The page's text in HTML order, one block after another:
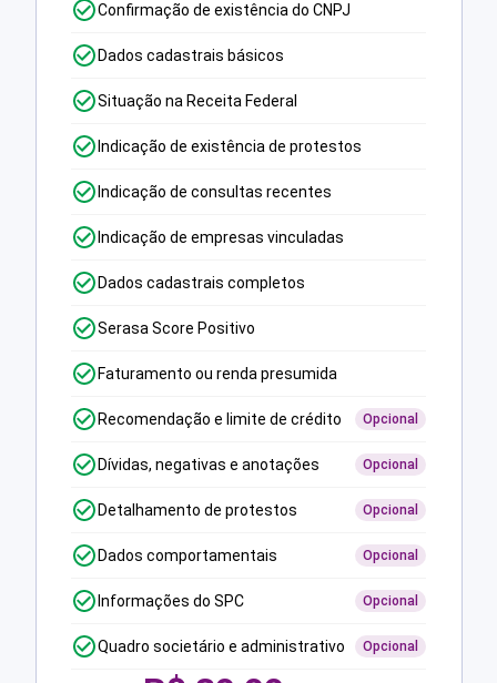
Confirmação de existência do CNPJ
Dados cadastrais básicos
Situação na Receita Federal
Indicação de existência de protestos
Indicação de consultas recentes
Indicação de empresas vinculadas
Dados cadastrais completos
Serasa Score Positivo
Faturamento ou renda presumida
Recomendação e limite de crédito Opcional
Dívidas, negativas e anotações Opcional
Detalhamento de protestos Opcional
Dados comportamentais Opcional
Informações do SPC Opcional
Quadro societário e administrativo Opcional